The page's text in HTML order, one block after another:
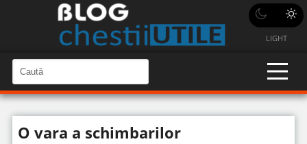
LIGHT
a
u
t
C
a
u
î
n
O vara a schimbarilor